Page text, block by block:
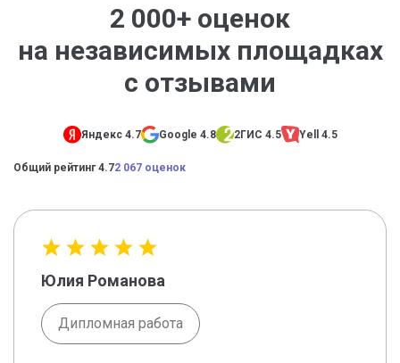
2 000+ оценок
на независимых площадках
с отзывами
Яндекс 4.7 Google 4.8 2ГИС 4.5 Yell 4.5
Общий рейтинг 4.72 067 оценок
Юлия Романова
Дипломная работа